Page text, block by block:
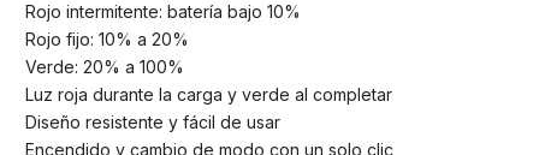
Rojo intermitente: batería bajo 10%
Rojo fijo: 10% a 20%
Verde: 20% a 100%
Luz roja durante la carga y verde al completar
Diseño resistente y fácil de usar
Encendido y cambio de modo con un solo clic